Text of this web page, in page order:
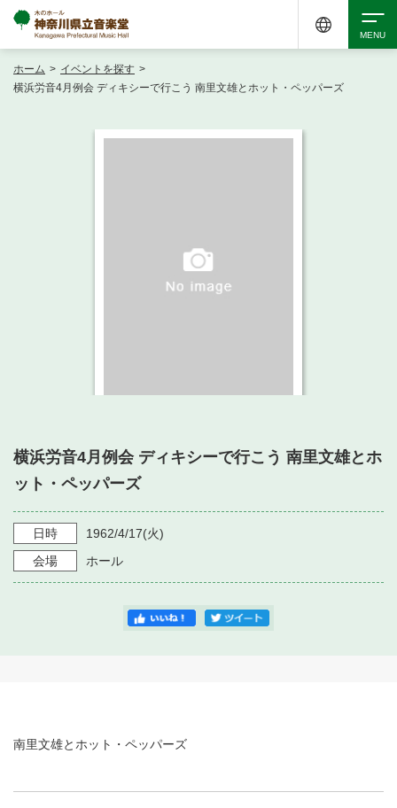
・ フロアマップ
・ よくある質問
・ 空き状況
・ 利用料金
・ 音楽堂のご案内
・ フロアマップ
・ 芸術参与
神奈川県立音楽堂
SNS
ホーム > イベントを探す >
横浜労音4月例会 ディキシーで行こう 南里文雄とホット・ペッパーズ
横浜労音4月例会 ディキシーで行こう 南里文雄とホ
ット・ペッパーズ
日時 1962/4/17(火)
会場
ホール
南里文雄とホット・ペッパーズ